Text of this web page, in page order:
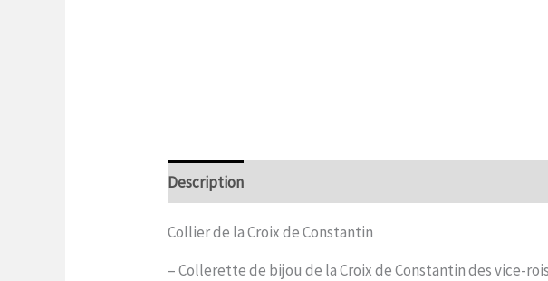
Description
Collier de la Croix de Constantin
– Collerette de bijou de la Croix de Constantin des vice-